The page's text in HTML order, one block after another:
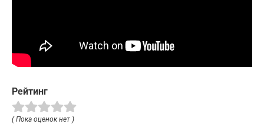
Рейтинг
( Пока оценок нет )